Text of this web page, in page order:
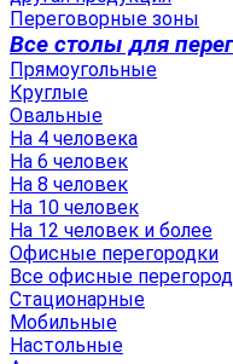
Переговорные зоны
Все столы для
Прямоугольные
Круглые
Овальные
На 4 человека
На 6 человек
На 8 человек
На 10 человек
На 12 человек и более
Офисные перегородки
Все офисные
Стационарные
Мобильные
Настольные